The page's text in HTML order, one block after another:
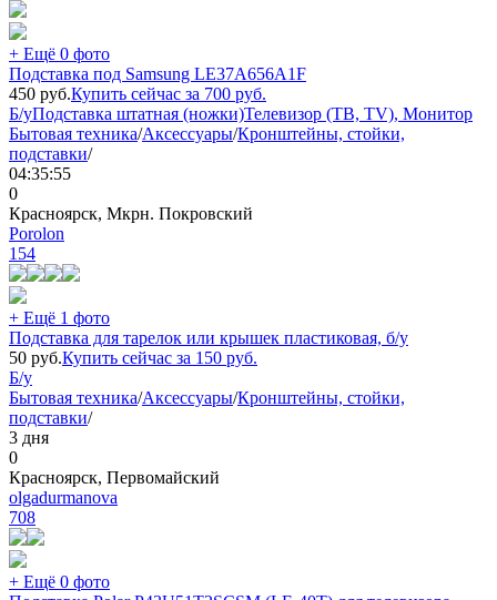
+ Ещё 0 фото
Подставка под Samsung LE37A656A1F
450 руб.Купить сейчас за 700 руб.
Б/уПодставка штатная (ножки)Телевизор (ТВ, TV), Монитор
Бытовая техника/Аксессуары/Кронштейны, стойки,
подставки/
04:35:55
0
Красноярск, Мкрн. Покровский
Porolon
154
+ Ещё 1 фото
Подставка для тарелок или крышек пластиковая, б/у
50 руб.Купить сейчас за 150 руб.
Б/у
Бытовая техника/Аксессуары/Кронштейны, стойки,
подставки/
3 дня
0
Красноярск, Первомайский
olgadurmanova
708
+ Ещё 0 фото